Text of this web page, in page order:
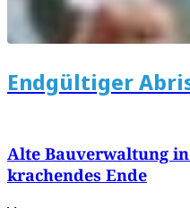
Endgültiger
Alte Bauverwaltung
krachendes Ende